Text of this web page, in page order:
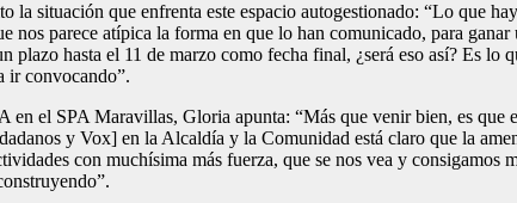
situación que enfrenta este espacio autogestionado: “Lo que
nos parece atípica la forma en que lo han comunicado, para
hasta el 11 de marzo como fecha final, ¿será eso así? Es lo
ir convocando”.
el SPA Maravillas, Gloria apunta: “Más que venir bien, es que
y Vox] en la Alcaldía y la Comunidad está claro que la
con muchísima más fuerza, que se nos vea y